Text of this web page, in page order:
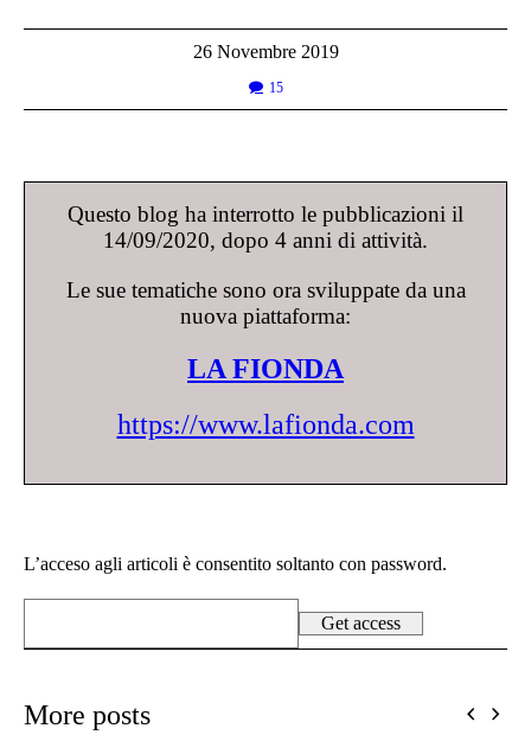
26 Novembre 2019
15
Questo blog ha interrotto le pubblicazioni il
14/09/2020, dopo 4 anni di attività.
Le sue tematiche sono ora sviluppate da una
nuova piattaforma:
LA FIONDA
https://www.lafionda.com
L’acceso agli articoli è consentito soltanto con password.
More posts